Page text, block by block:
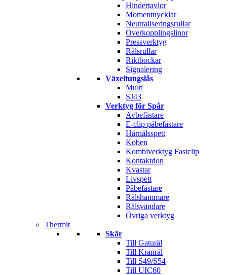
Hindertavlor
Momentnycklar
Neutraliseringsrullar
Överkopplingslinor
Pressverktyg
Rälsrullar
Riktbockar
Signalering
Växeltungslås
Multi
SJ43
Verktyg för Spår
Avbefästare
E-clip påbefästare
Hårnålsspett
Koben
Kombiverktyg Fastclip
Kontaktdon
Kvastar
Livspett
Påbefästare
Rälshammare
Rälsvändare
Övriga verktyg
Thermit
Skär
Till Gaturäl
Till Kranräl
Till S49/S54
Till UIC60